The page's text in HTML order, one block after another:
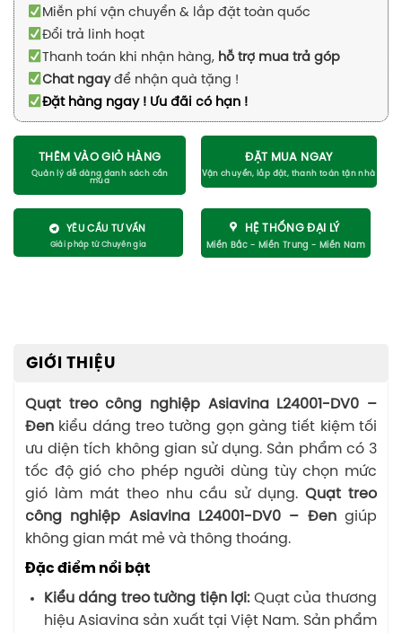
Miễn phí vận chuyển & lắp đặt toàn quốc
Đổi trả linh hoạt
Thanh toán khi nhận hàng, hỗ trợ mua trả góp
Chat ngayđể nhận quà tặng !
Đặt hàng ngay ! Ưu đãi có hạn !
THÊM VÀO GIỎ HÀNG ĐẶT MUA NGAY
YÊU CẦU TƯ VẤN HỆ THỐNG ĐẠI LÝ
GIỚI THIỆU
Quạt treo công nghiệp Asiavina L24001-DV0 –
Đen kiểu dáng treo tường gọn gàng tiết kiệm tối
ưu diện tích không gian sử dụng. Sản phẩm có 3
tốc độ gió cho phép người dùng tùy chọn mức
gió làm mát theo nhu cầu sử dụng.Quạt treo
công nghiệp Asiavina L24001-DV0 – Đengiúp
không gian mát mẻ và thông thoáng.
Đặc điểm nổi bật
Kiểu dáng treo tường tiện lợi: Quạt của thương
hiệu Asiavina sản xuất tại Việt Nam. Sản phẩm